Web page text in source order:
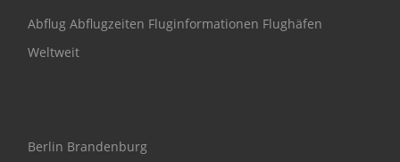
Abflug Abflugzeiten Fluginformationen Flughäfen
Weltweit
Berlin Brandenburg